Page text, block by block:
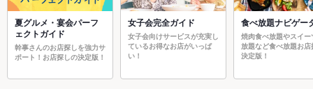
夏グルメ・宴会パーフ
ェクトガイド
幹事さんのお店探しを強力サ
ポート！お店探しの決定版！
女子会完全ガイド
女子会向けサービスが充実し
ているお得なお店がいっぱ
い！
食べ放題ナビゲー
焼肉食べ放題やスイー
放題など食べ放題お店
決定版！